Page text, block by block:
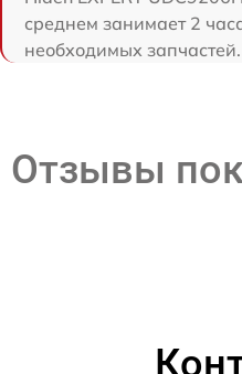
среднем занимает 2
необходимых запчастей.
Отзывы